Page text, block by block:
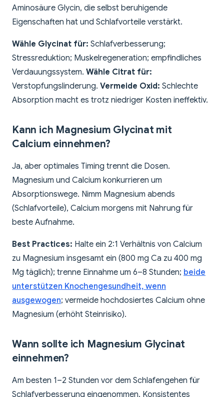
Aminosäure Glycin, die selbst beruhigende
Eigenschaften hat und Schlafvorteile verstärkt.
Wähle Glycinat für: Schlafverbesserung;
Stressreduktion; Muskelregeneration; empfindliches
Verdauungssystem. Wähle Citrat für:
Verstopfungslinderung. Vermeide Oxid: Schlechte
Absorption macht es trotz niedriger Kosten ineffektiv.
Kann ich Magnesium Glycinat mit
Calcium einnehmen?
Ja, aber optimales Timing trennt die Dosen.
Magnesium und Calcium konkurrieren um
Absorptionswege. Nimm Magnesium abends
(Schlafvorteile), Calcium morgens mit Nahrung für
beste Aufnahme.
Best Practices: Halte ein 2:1 Verhältnis von Calcium
zu Magnesium insgesamt ein (800 mg Ca zu 400 mg
Mg täglich); trenne Einnahme um 6–8 Stunden; beide
unterstützen Knochengesundheit, wenn
ausgewogen; vermeide hochdosiertes Calcium ohne
Magnesium (erhöht Steinrisiko).
Wann sollte ich Magnesium Glycinat
einnehmen?
Am besten 1–2 Stunden vor dem Schlafengehen für
Schlafverbesserung eingenommen. Konsistentes